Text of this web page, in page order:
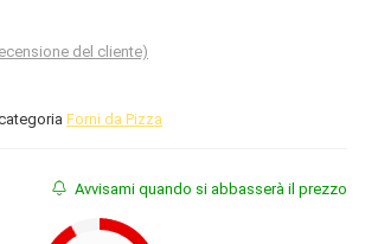
del cliente)
Forni da Pizza
Avvisami quando si abbasserà il prezzo